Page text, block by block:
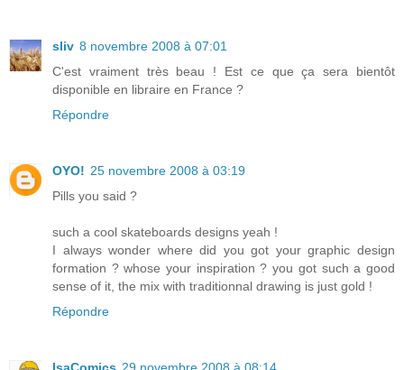
sliv 8 novembre 2008 à 07:01
C'est vraiment très beau ! Est ce que ça sera bientôt
disponible en libraire en France ?
Répondre
OYO! 25 novembre 2008 à 03:19
Pills you said ?
such a cool skateboards designs yeah !
I always wonder where did you got your graphic design
formation ? whose your inspiration ? you got such a good
sense of it, the mix with traditionnal drawing is just gold !
Répondre
IsaComics 29 novembre 2008 à 08:14